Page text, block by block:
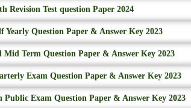
Revision Test question Paper 2024
Yearly Question Paper & Answer Key 2023
Mid Term Question Paper & Answer Key 2023
Exam Question Paper & Answer Key 2023
Public Exam Question Paper & Answer Key 2023